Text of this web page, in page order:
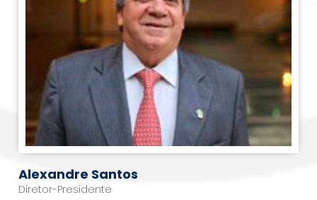
Alexandre Santos
Diretor-Presidente